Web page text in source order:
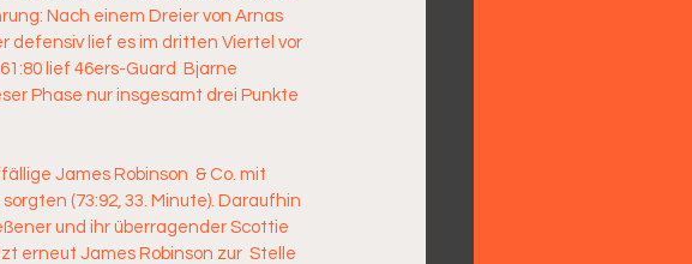
Nach einem Dreier von Arnas
defensiv lief es im dritten Viertel vor
lief 46ers-Guard  Bjarne
Phase nur insgesamt drei Punkte
James Robinson  & Co. mit
(73:92, 33. Minute). Daraufhin
und ihr überragender Scottie
erneut James Robinson zur  Stelle